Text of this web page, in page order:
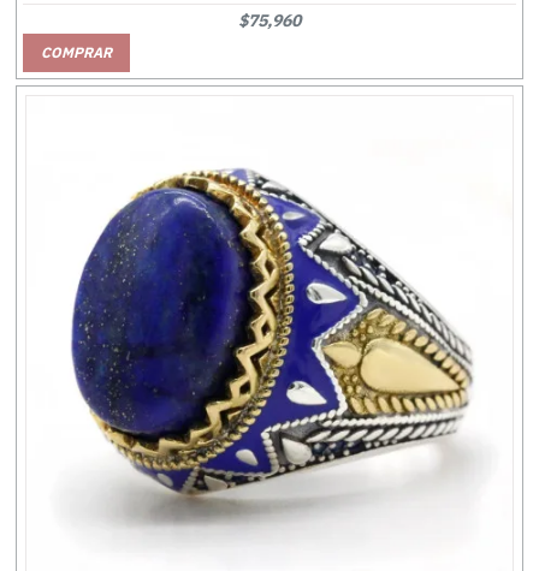
$75,960
COMPRAR